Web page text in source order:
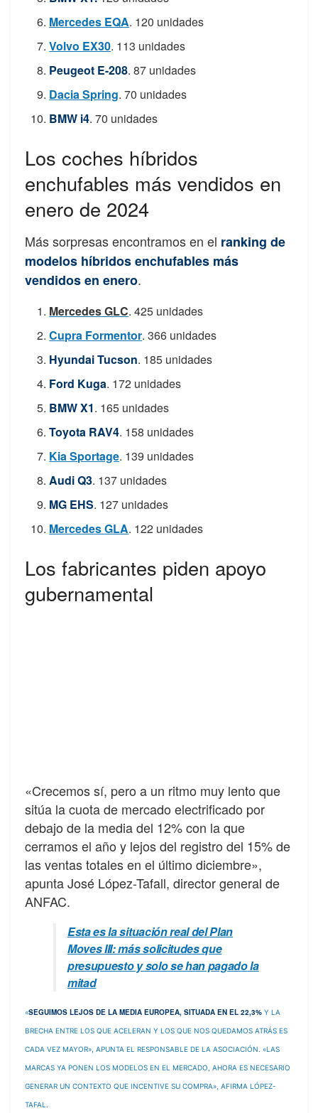
Mercedes EQA. 120 unidades
Volvo EX30. 113 unidades
Peugeot E-208. 87 unidades
Dacia Spring. 70 unidades
BMW i4. 70 unidades
Los coches híbridos
enchufables más vendidos en
enero de 2024
Más sorpresas encontramos en el ranking de
modelos híbridos enchufables más
vendidos en enero.
Mercedes GLC. 425 unidades
Cupra Formentor. 366 unidades
Hyundai Tucson. 185 unidades
Ford Kuga. 172 unidades
BMW X1. 165 unidades
Toyota RAV4. 158 unidades
Kia Sportage. 139 unidades
Audi Q3. 137 unidades
MG EHS. 127 unidades
Mercedes GLA. 122 unidades
Los fabricantes piden apoyo
gubernamental
«Crecemos sí, pero a un ritmo muy lento que
sitúa la cuota de mercado electrificado por
debajo de la media del 12% con la que
cerramos el año y lejos del registro del 15% de
las ventas totales en el último diciembre»,
apunta José López-Tafall, director general de
ANFAC.
Esta es la situación real del Plan
Moves III: más solicitudes que
presupuesto y solo se han pagado la
mitad
«SEGUIMOS LEJOS DE LA MEDIA EUROPEA, SITUADA EN EL 22,3% Y LA
BRECHA ENTRE LOS QUE ACELERAN Y LOS QUE NOS QUEDAMOS ATRÁS ES
CADA VEZ MAYOR», APUNTA EL RESPONSABLE DE LA ASOCIACIÓN. «LAS
MARCAS YA PONEN LOS MODELOS EN EL MERCADO, AHORA ES NECESARIO
GENERAR UN CONTEXTO QUE INCENTIVE SU COMPRA», AFIRMA LÓPEZ-
TAFAL.